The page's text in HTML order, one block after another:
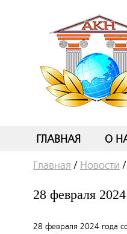
ГЛАВНАЯ О
Главная / Новости /
28 февраля
28 февраля 2024 года